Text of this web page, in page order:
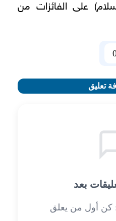
على الفائزات من
تعليق
بعد
: كن أول من يعلق